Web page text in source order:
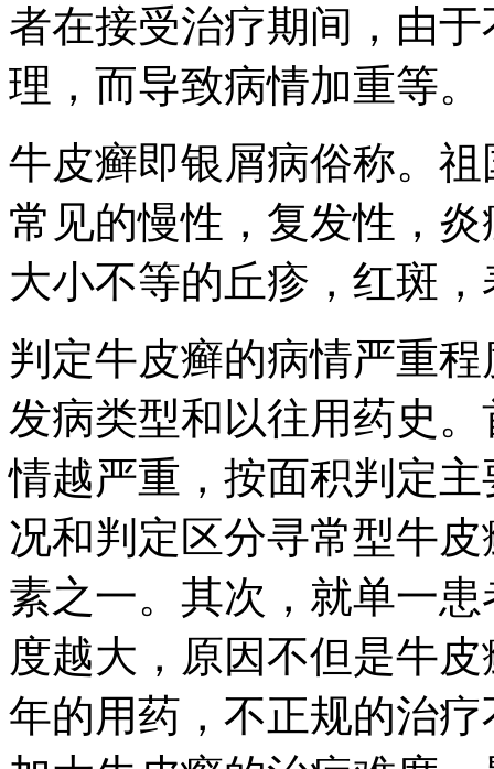
者在接受治疗期间，由
理，而导致病情加重等。
牛皮癣即银屑病俗称。
常见的慢性，复发性，
大小不等的丘疹，红斑
判定牛皮癣的病情严重
发病类型和以往用药史
情越严重，按面积判定
况和判定区分寻常型牛
素之一。其次，就单一
度越大，原因不但是牛
年的用药，不正规的治